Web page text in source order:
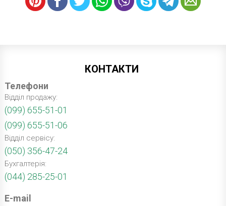
КОНТАКТИ
Телефони
Відділ продажу:
(099) 655-51-01
(099) 655-51-06
Відділ сервісу:
(050) 356-47-24
Бухгалтерія:
(044) 285-25-01
E-mail